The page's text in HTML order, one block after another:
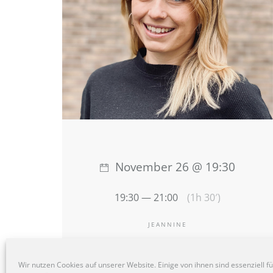
Wir nutzen Cookies auf unserer Website. Einige von ihnen sind essenziell
November 26 @ 19:30
19:30 — 21:00 (1h 30′)
JEANNINE